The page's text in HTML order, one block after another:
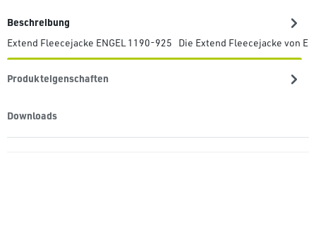
Beschreibung
Extend Fleecejacke ENGEL 1190-925 Die Extend Fleecejacke von
Produkteigenschaften
Downloads